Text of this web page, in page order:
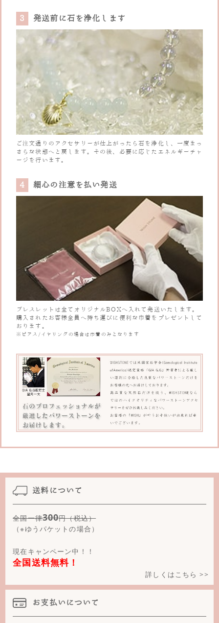
3 発送前に石を浄化します
ご注文通りのアクセサリーが仕上がったら石を浄化し、一度まっ
さらな状態へと戻します。その後、必要に応じたエネルギーチャ
ージを行います。
4 細心の注意を払い発送
ブレスレットは全てオリジナルBOXへ入れて発送いたします。
購入されたお客様全員へ持ち運びに便利な巾着をプレゼントして
おります。
※ピアス/イヤリングの場合は巾着のみとなります
送料について
全国一律300円（税込）
（※ゆうパケットの場合）
現在キャンペーン中！！
全国送料無料！
詳しくはこちら >>
お支払いについて